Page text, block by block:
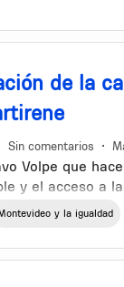
permitido
de la
Sin comentarios •
Volpe que
y el acceso a
del barrio.
y la igualdad